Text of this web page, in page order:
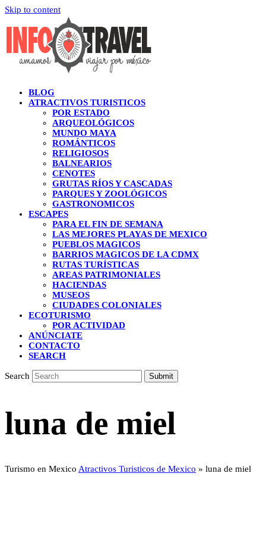
Skip to content
BLOG
ATRACTIVOS TURISTICOS
POR ESTADO
ARQUEOLÓGICOS
MUNDO MAYA
ROMÁNTICOS
RELIGIOSOS
BALNEARIOS
CENOTES
GRUTAS RÍOS Y CASCADAS
PARQUES Y ZOOLÓGICOS
GASTRONOMICOS
ESCAPES
PARA EL FIN DE SEMANA
LAS MEJORES PLAYAS DE MEXICO
PUEBLOS MAGICOS
BARRIOS MAGICOS DE LA CDMX
RUTAS TURÍSTICAS
AREAS PATRIMONIALES
HACIENDAS
MUSEOS
CIUDADES COLONIALES
ECOTURISMO
POR ACTIVIDAD
ANÚNCIATE
CONTACTO
SEARCH
Search Submit
luna de miel
Turismo en Mexico Atractivos Turisticos de Mexico » luna de miel